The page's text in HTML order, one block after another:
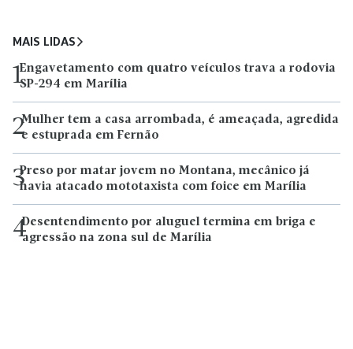
MAIS LIDAS
1Engavetamento com quatro veículos trava a rodovia
SP-294 em Marília
2Mulher tem a casa arrombada, é ameaçada, agredida
e estuprada em Fernão
3Preso por matar jovem no Montana, mecânico já
havia atacado mototaxista com foice em Marília
4Desentendimento por aluguel termina em briga e
agressão na zona sul de Marília